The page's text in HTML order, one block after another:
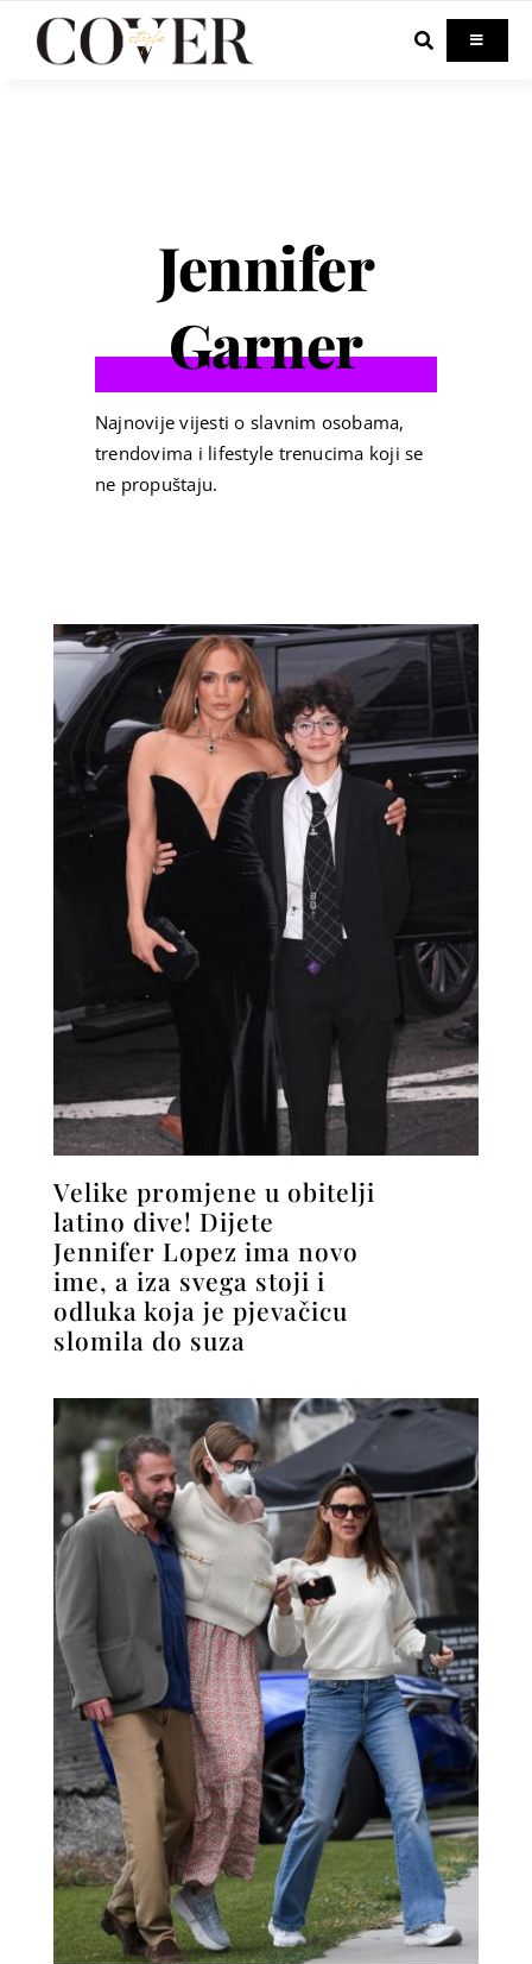
Toggle
Out & About
Jennifer
Garner
Najnovije vijesti o slavnim osobama,
trendovima i lifestyle trenucima koji se
ne propuštaju.
Velike promjene u obitelji
latino dive! Dijete
Jennifer Lopez ima novo
ime, a iza svega stoji i
odluka koja je pjevačicu
slomila do suza